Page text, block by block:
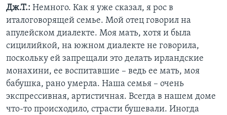
Дж.Т.: Немного. Как я уже сказал, я рос в
италоговорящей семье. Мой отец говорил на
апулейском диалекте. Моя мать, хотя и была
сицилийкой, на южном диалекте не говорила,
поскольку ей запрещали это делать ирландские
монахини, ее воспитавшие – ведь ее мать, моя
бабушка, рано умерла. Наша семья – очень
экспрессивная, артистичная. Всегда в нашем доме
что-то происходило, страсти бушевали. Иногда